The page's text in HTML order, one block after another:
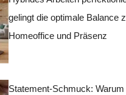
gelingt die optimale Balance
Homeoffice und Präsenz
Statement-Schmuck: Warum